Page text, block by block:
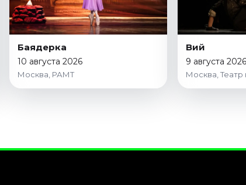
Баядерка
10 августа 2026
Москва, РАМТ
Вий
9 августа 2026
Москва, Театр